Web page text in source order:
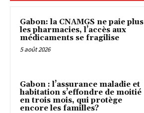
Gabon: la CNAMGS ne paie plus
les pharmacies, l’accès aux
médicaments se fragilise
5 août 2026
Gabon : l’assurance maladie et
habitation s’effondre de moitié
en trois mois, qui protège
encore les familles?